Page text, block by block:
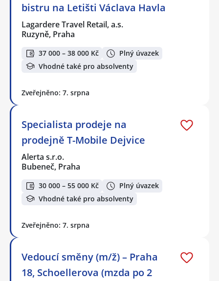
bistru na Letišti Václava Havla
Lagardere Travel Retail, a.s.
Ruzyně, Praha
37 000 – 38 000 Kč
Plný úvazek
Vhodné také pro absolventy
Zveřejněno: 7. srpna
Specialista prodeje na
prodejně T-Mobile Dejvice
Alerta s.r.o.
Bubeneč, Praha
30 000 – 55 000 Kč
Plný úvazek
Vhodné také pro absolventy
Zveřejněno: 7. srpna
Vedoucí směny (m/ž) – Praha
18, Schoellerova (mzda po 2